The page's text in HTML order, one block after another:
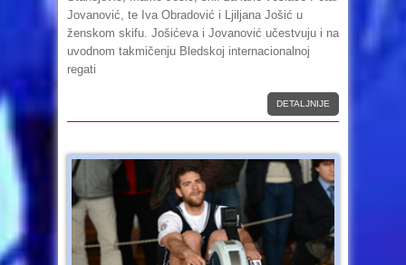
Jovanović, te Iva Obradović i Ljiljana Jošić u
ženskom skifu. Jošićeva i Jovanović učestvuju i na
uvodnom takmičenju Bledskoj internacionalnoj
regati
DETALJNIJE